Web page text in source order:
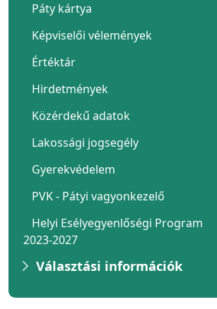
Páty kártya
Képviselői vélemények
Értéktár
Hirdetmények
Közérdekű adatok
Lakossági jogsegély
Gyerekvédelem
PVK - Pátyi vagyonkezelő
Helyi Esélyegyenlőségi Program
2023-2027
Választási információk